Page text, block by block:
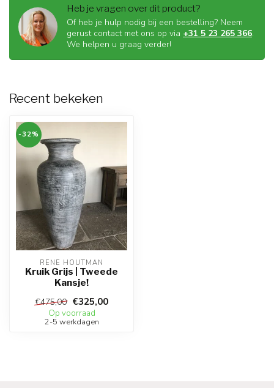
Heb je vragen over dit product?
Of heb je hulp nodig bij een bestelling? Neem
gerust contact met ons op via +31 5 23 265 366.
We helpen u graag verder!
Recent bekeken
-32%
RENE HOUTMAN
Kruik Grijs | Tweede
Kansje!
€475,00 €325,00
Op voorraad
2-5 werkdagen